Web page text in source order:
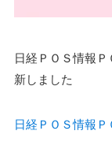
日経ＰＯＳ情報
新しました
日経ＰＯＳ情報